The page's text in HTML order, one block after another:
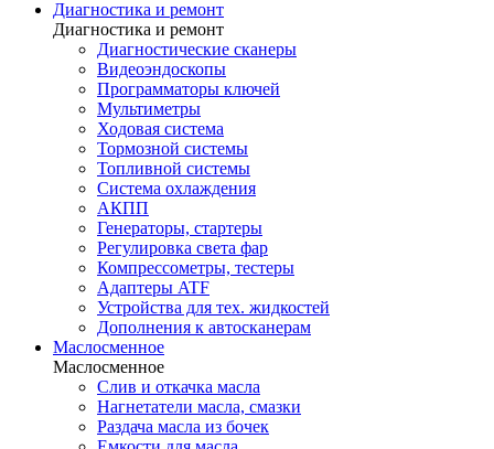
Диагностика и ремонт
Диагностика и ремонт
Диагностические сканеры
Видеоэндоскопы
Программаторы ключей
Мультиметры
Ходовая система
Тормозной системы
Топливной системы
Система охлаждения
АКПП
Генераторы, стартеры
Регулировка света фар
Компрессометры, тестеры
Адаптеры ATF
Устройства для тех. жидкостей
Дополнения к автосканерам
Маслосменное
Маслосменное
Слив и откачка масла
Нагнетатели масла, смазки
Раздача масла из бочек